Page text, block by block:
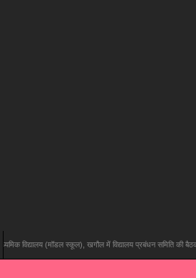
विद्यालय (मॉडल स्कूल), खगौल में विद्यालय प्रबंधन समिति की बैठक संपन्न